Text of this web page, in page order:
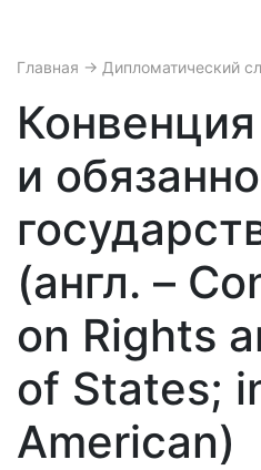
Главная → Дипломатический
и
(англ. –
on Rights
of States;
American)